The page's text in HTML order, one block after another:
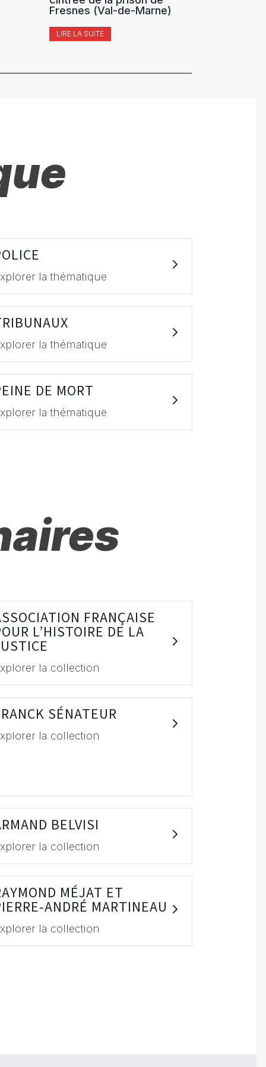
Fresnes (Val-de-Marne)
LIRE LA SUITE
la thématique
la thématique
DE MORT
la thématique
FRANÇAISE
L’HISTOIRE DE LA
la collection
SÉNATEUR
la collection
BELVISI
la collection
MÉJAT ET
ANDRÉ MARTINEAU
la collection